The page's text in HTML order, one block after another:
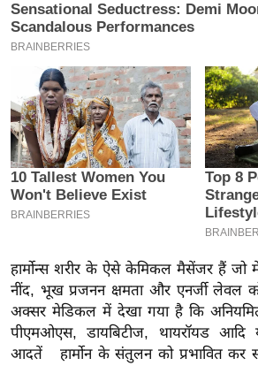
ज
ट
क्रि
के
ट
I
P
2
0
2
6
क्रा
हार्मोन्स शरीर के ऐसे केमिकल मैसेंजर हैं जो
नींद, भूख प्रजनन क्षमता और एनर्जी लेवल को
अक्सर मेडिकल में देखा गया है कि
पीएमओएस, डायबिटीज, थायरॉयड
आदतें हार्मोन के संतुलन को प्रभावित